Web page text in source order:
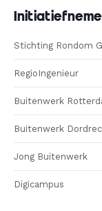
opens
in
new
window
Stichting Rondom
RegioIngenieur
Buitenwerk
Buitenwerk
Jong Buitenwerk
Digicampus